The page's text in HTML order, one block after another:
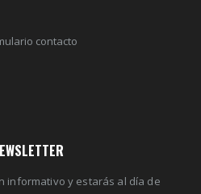
contacto
informativo y estarás al día de